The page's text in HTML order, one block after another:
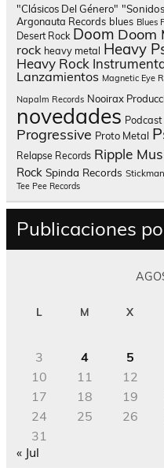
"Clásicos Del Género"
Argonauta Records blues Blues
Desert Rock Doom Doom
rock heavy metal Heavy
Heavy Rock
Lanzamientos Magnetic Eye
Napalm Records Nooirax
novedades Podcast
Progressive Proto Metal
Relapse Records Ripple
Rock Spinda Records
Tee Pee Records
Publicaciones
L M X
3
4 5
10
11 12
17
18 19
24
25 26
31
« Jul